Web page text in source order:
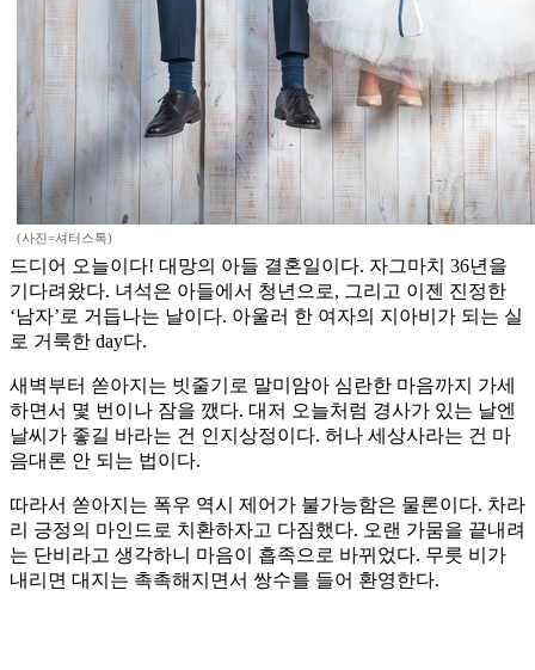
(사진=셔터스톡)
드디어 오늘이다! 대망의 아들 결혼일이다. 자그마치 36년을
기다려왔다. 녀석은 아들에서 청년으로, 그리고 이젠 진정한
‘남자’로 거듭나는 날이다. 아울러 한 여자의 지아비가 되는 실
로 거룩한 day다.
새벽부터 쏟아지는 빗줄기로 말미암아 심란한 마음까지 가세
하면서 몇 번이나 잠을 깼다. 대저 오늘처럼 경사가 있는 날엔
날씨가 좋길 바라는 건 인지상정이다. 허나 세상사라는 건 마
음대론 안 되는 법이다.
따라서 쏟아지는 폭우 역시 제어가 불가능함은 물론이다. 차라
리 긍정의 마인드로 치환하자고 다짐했다. 오랜 가뭄을 끝내려
는 단비라고 생각하니 마음이 흡족으로 바뀌었다. 무릇 비가
내리면 대지는 촉촉해지면서 쌍수를 들어 환영한다.